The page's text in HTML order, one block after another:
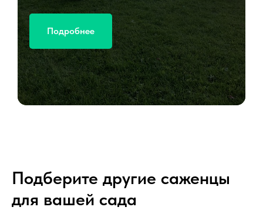
Подробнее
Подберите другие саженцы
для вашей сада